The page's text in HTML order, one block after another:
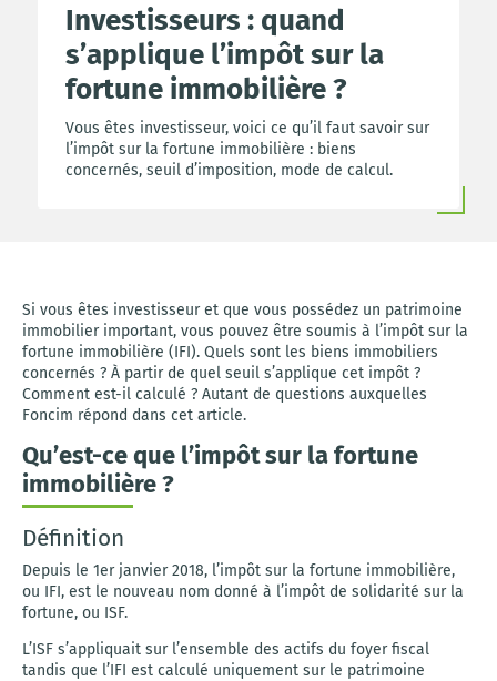
Investisseurs : quand
s’applique l’impôt sur la
fortune immobilière ?
Vous êtes investisseur, voici ce qu’il faut savoir sur
l’impôt sur la fortune immobilière : biens
concernés, seuil d’imposition, mode de calcul.
Si vous êtes investisseur et que vous possédez un patrimoine
immobilier important, vous pouvez être soumis à l’impôt sur la
fortune immobilière (IFI). Quels sont les biens immobiliers
concernés ? À partir de quel seuil s’applique cet impôt ?
Comment est-il calculé ? Autant de questions auxquelles
Foncim répond dans cet article.
Qu’est-ce que l’impôt sur la fortune
immobilière ?
Définition
Depuis le 1er janvier 2018, l’impôt sur la fortune immobilière,
ou IFI, est le nouveau nom donné à l’impôt de solidarité sur la
fortune, ou ISF.
L’ISF s’appliquait sur l’ensemble des actifs du foyer fiscal
tandis que l’IFI est calculé uniquement sur le patrimoine